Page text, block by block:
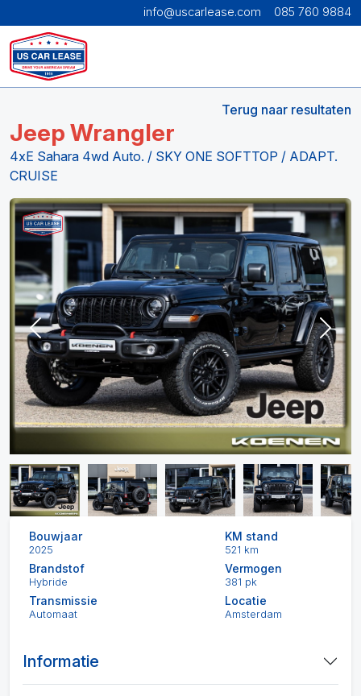
info@uscarlease.com 085 760 9884
Terug naar resultaten
Jeep Wrangler
4xE Sahara 4wd Auto. / SKY ONE SOFTTOP / ADAPT.
CRUISE
Previous Next
Bouwjaar
2025
KM stand
521 km
Brandstof
Hybride
Vermogen
381 pk
Transmissie
Automaat
Locatie
Amsterdam
Informatie